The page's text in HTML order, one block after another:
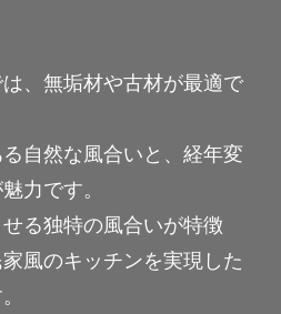
、無垢材や古材が最適で
自然な風合いと、経年変
力です。
る独特の風合いが特徴
風のキッチンを実現した